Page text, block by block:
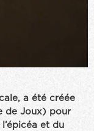
a été créée
de Joux) pour
et du